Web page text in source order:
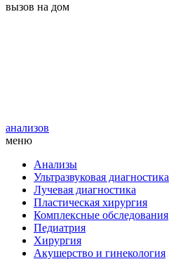
вызов на дом
анализов
меню
Анализы
Ультразвуковая диагностика
Лучевая диагностика
Пластическая хирургия
Комплексные обследования
Педиатрия
Хирургия
Акушерство и гинекология